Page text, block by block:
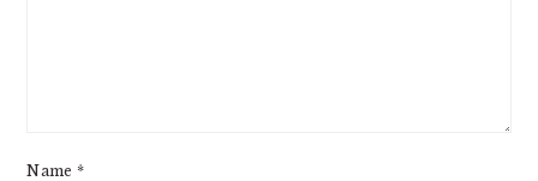
Name *